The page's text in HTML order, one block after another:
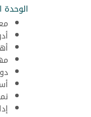
الوحدة